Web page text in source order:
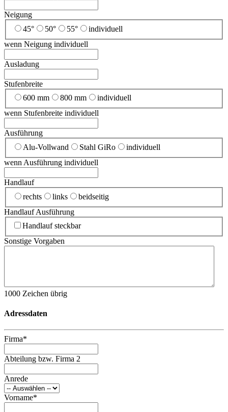
Neigung
45°
50° 55°
individuell
wenn Neigung individuell
Ausladung
Stufenbreite
600 mm
800 mm
individuell
wenn Stufenbreite individuell
Ausführung
Alu-Vollwand
Stahl GiRo
individuell
wenn Ausführung individuell
Handlauf
rechts
links
beidseitig
Handlauf Ausführung
Handlauf steckbar
Sonstige Vorgaben
1000 Zeichen übrig
Adressdaten
Firma*
Abteilung bzw. Firma 2
Anrede
Vorname*